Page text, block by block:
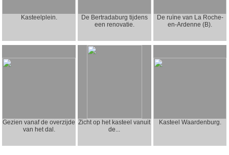
Kasteelplein.
De Bertradaburg tijdens
een renovatie.
De ruïne van La Roche-
en-Ardenne (B).
Gezien vanaf de overzijde
van het dal.
Zicht op het kasteel vanuit
de...
Kasteel Waardenburg.